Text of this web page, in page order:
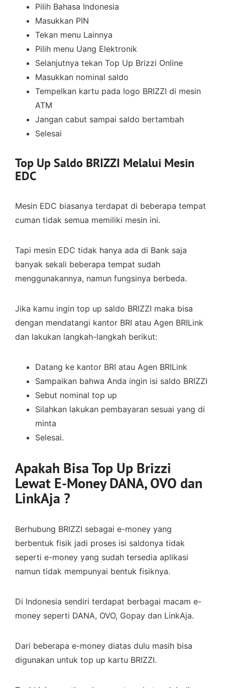
Pilih Bahasa Indonesia
Masukkan PIN
Tekan menu Lainnya
Pilih menu Uang Elektronik
Selanjutnya tekan Top Up Brizzi Online
Masukkan nominal saldo
Tempelkan kartu pada logo BRIZZI di mesin
ATM
Jangan cabut sampai saldo bertambah
Selesai
Top Up Saldo BRIZZI Melalui Mesin
EDC
Mesin EDC biasanya terdapat di beberapa tempat
cuman tidak semua memiliki mesin ini.
Tapi mesin EDC tidak hanya ada di Bank saja
banyak sekali beberapa tempat sudah
menggunakannya, namun fungsinya berbeda.
Jika kamu ingin top up saldo BRIZZI maka bisa
dengan mendatangi kantor BRI atau Agen BRILink
dan lakukan langkah-langkah berikut:
Datang ke kantor BRI atau Agen BRILink
Sampaikan bahwa Anda ingin isi saldo BRIZZI
Sebut nominal top up
Silahkan lakukan pembayaran sesuai yang di
minta
Selesai.
Apakah Bisa Top Up Brizzi
Lewat E-Money DANA, OVO dan
LinkAja ?
Berhubung BRIZZI sebagai e-money yang
berbentuk fisik jadi proses isi saldonya tidak
seperti e-money yang sudah tersedia aplikasi
namun tidak mempunyai bentuk fisiknya.
Di Indonesia sendiri terdapat berbagai macam e-
money seperti DANA, OVO, Gopay dan LinkAja.
Dari beberapa e-money diatas dulu masih bisa
digunakan untuk top up kartu BRIZZI.